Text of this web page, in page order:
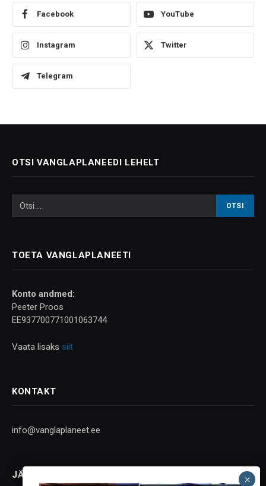
Facebook YouTube
Instagram Twitter
Telegram
OTSI VANGLAPLANEEDI LEHELT
TOETA VANGLAPLANEETI
Konto andmed:
Peeter Proos
EE937700771001063744
Vaata lisaks siit
KONTAKT
info@vanglaplaneet.ee
JÄLGI SOTSIAALMEEDIAS